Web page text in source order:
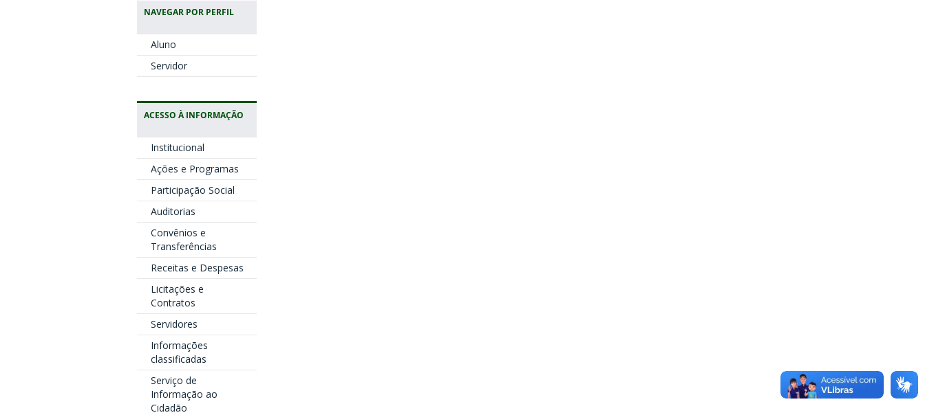
NAVEGAR POR PERFIL
Aluno
Servidor
ACESSO À INFORMAÇÃO
Institucional
Ações e Programas
Participação Social
Auditorias
Convênios e
Transferências
Receitas e Despesas
Licitações e
Contratos
Servidores
Informações
classificadas
Serviço de
Informação ao
Cidadão